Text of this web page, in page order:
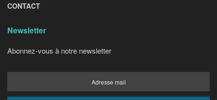
CONTACT
Newsletter
Abonnez-vous à notre newsletter